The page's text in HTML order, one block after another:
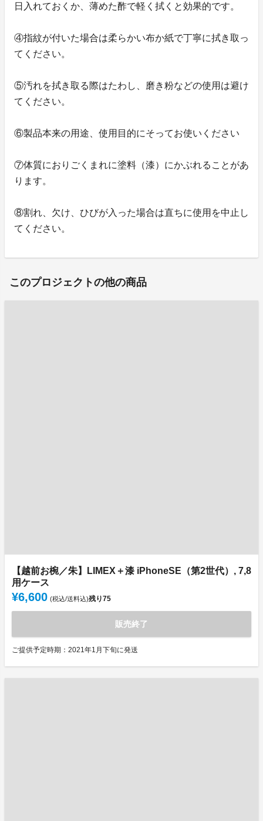
日入れておくか、薄めた酢で軽く拭くと効果的です。
④指紋が付いた場合は柔らかい布か紙で丁寧に拭き取っ
てください。
⑤汚れを拭き取る際はたわし、磨き粉などの使用は避け
てください。
⑥製品本来の用途、使用目的にそってお使いください
⑦体質におりごくまれに塗料（漆）にかぶれることがあ
ります。
⑧割れ、欠け、ひびが入った場合は直ちに使用を中止し
てください。
このプロジェクトの他の商品
【越前お椀／朱】LIMEX＋漆 iPhoneSE（第2世代）, 7,8
用ケース
¥6,600 (税込/送料込)残り75
販売終了
ご提供予定時期：2021年1月下旬に発送